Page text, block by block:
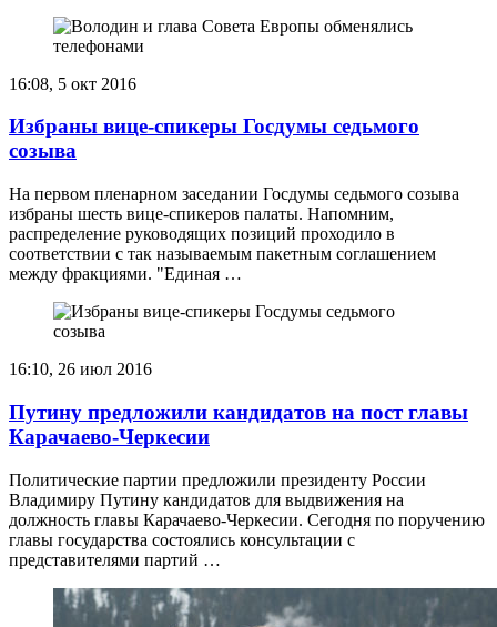
16:08, 5 окт 2016
Избраны вице-спикеры Госдумы седьмого
созыва
На первом пленарном заседании Госдумы седьмого созыва
избраны шесть вице-спикеров палаты. Напомним,
распределение руководящих позиций проходило в
соответствии с так называемым пакетным соглашением
между фракциями. "Единая …
16:10, 26 июл 2016
Путину предложили кандидатов на пост главы
Карачаево-Черкесии
Политические партии предложили президенту России
Владимиру Путину кандидатов для выдвижения на
должность главы Карачаево-Черкесии. Сегодня по поручению
главы государства состоялись консультации с
представителями партий …